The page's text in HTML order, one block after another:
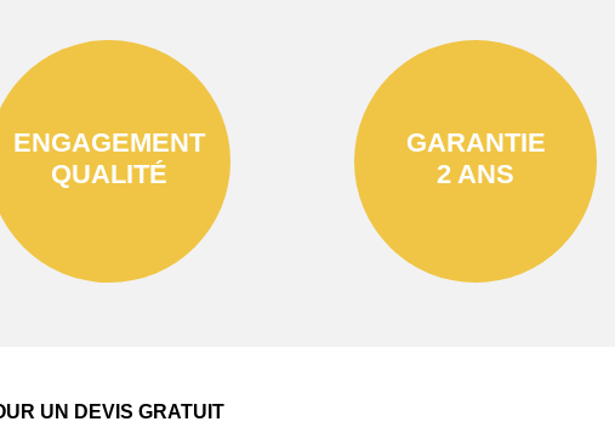
ENGAGEMENT
QUALITÉ
GARANTIE
2 ANS
UN DEVIS GRATUIT